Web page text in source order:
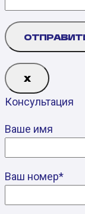
Х
Консультация
Ваше имя
Ваш номер*